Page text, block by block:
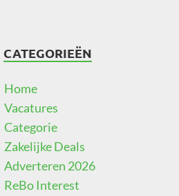
CATEGORIEËN
Home
Vacatures
Categorie
Zakelijke Deals
Adverteren 2026
ReBo Interest